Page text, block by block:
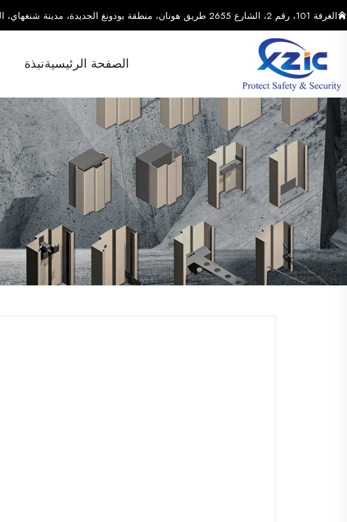
الغرفة 101، رقم 2، الشارع 2655 طريق هونان، منطقة بودونغ الجديدة، مدينة شنغهاي، الصين
الصفحة الرئيسيةنبذة